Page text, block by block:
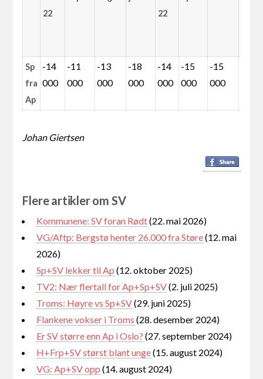
22
22
Sp
fra
Ap
-14
000
-11
000
-13
000
-18
000
-14
000
-15
000
-15
000
Johan Giertsen
Flere artikler om SV
Kommunene: SV foran Rødt(22. mai 2026)
VG/Aftp: Bergstø henter 26.000 fra Støre(12. mai
2026)
Sp+SV lekker til Ap (12. oktober 2025)
TV2: Nær flertall for Ap+Sp+SV(2. juli 2025)
Troms: Høyre vs Sp+SV(29. juni 2025)
Flankene vokser i Troms (28. desember 2024)
Er SV større enn Ap i Oslo? (27. september 2024)
H+Frp+SV størst blant unge(15. august 2024)
VG: Ap+SV opp (14. august 2024)